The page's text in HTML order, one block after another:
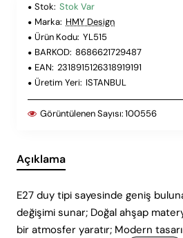
Stok: Stok Var
Marka: HMY Design
Ürün Kodu: YL515
BARKOD: 8686621729487
EAN: 2318915126318919191
Üretim Yeri: ISTANBUL
Görüntülenen Sayısı:100556
Açıklama
E27 duy tipi sayesinde geniş
değişimi sunar; Doğal ahşap
bir atmosfer yaratır; Modern